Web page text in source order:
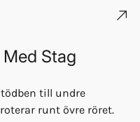
Stag
till undre
runt övre röret.